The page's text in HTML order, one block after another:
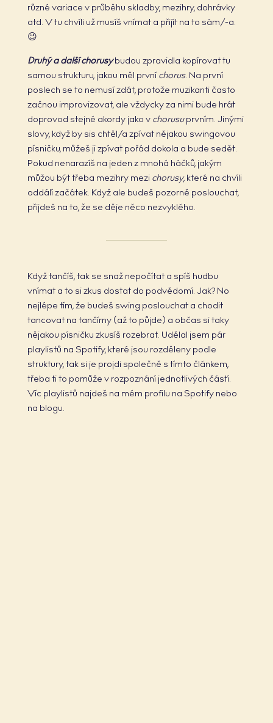
různé variace v průběhu skladby, mezihry, dohrávky
atd. V tu chvíli už musíš vnímat a přijít na to sám/-a.
😉
Druhý a další chorusybudou zpravidla kopírovat tu
samou strukturu, jakou měl první chorus. Na první
poslech se to nemusí zdát, protože muzikanti často
začnou improvizovat, ale vždycky za nimi bude hrát
doprovod stejné akordy jako v chorusuprvním. Jinými
slovy, když by sis chtěl/a zpívat nějakou swingovou
písničku, můžeš ji zpívat pořád dokola a bude sedět.
Pokud nenarazíš na jeden z mnohá háčků, jakým
můžou být třeba mezihry mezi chorusy, které na chvíli
oddálí začátek. Když ale budeš pozorně poslouchat,
přijdeš na to, že se děje něco nezvyklého.
Když tančíš, tak se snaž nepočítat a spíš hudbu
vnímat a to si zkus dostat do podvědomí. Jak? No
nejlépe tím, že budeš swing poslouchat a chodit
tancovat na tančírny (až to půjde) a občas si taky
nějakou písničku zkusíš rozebrat. Udělal jsem pár
playlistů na Spotify, které jsou rozděleny podle
struktury, tak si je projdi společně s tímto článkem,
třeba ti to pomůže v rozpoznání jednotlivých částí.
Víc playlistů najdeš na mém profilu na Spotify nebo
na blogu.